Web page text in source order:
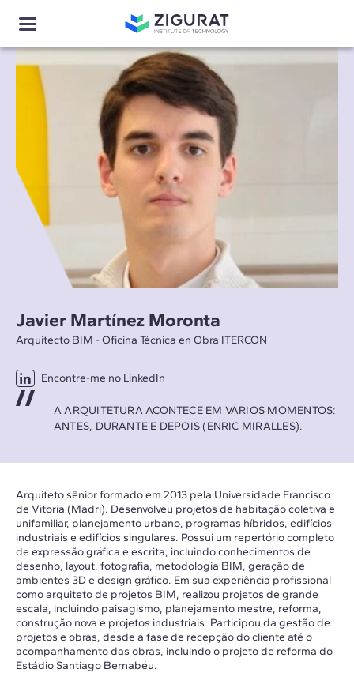
Javier Martínez Moronta
Arquitecto BIM - Oficina Técnica en Obra ITERCON
Encontre-me no LinkedIn
A ARQUITETURA ACONTECE EM VÁRIOS MOMENTOS:
ANTES, DURANTE E DEPOIS (ENRIC MIRALLES).
Arquiteto sênior formado em 2013 pela Universidade Francisco
de Vitoria (Madri). Desenvolveu projetos de habitação coletiva e
unifamiliar, planejamento urbano, programas híbridos, edifícios
industriais e edifícios singulares. Possui um repertório completo
de expressão gráfica e escrita, incluindo conhecimentos de
desenho, layout, fotografia, metodologia BIM, geração de
ambientes 3D e design gráfico. Em sua experiência profissional
como arquiteto de projetos BIM, realizou projetos de grande
escala, incluindo paisagismo, planejamento mestre, reforma,
construção nova e projetos industriais. Participou da gestão de
projetos e obras, desde a fase de recepção do cliente até o
acompanhamento das obras, incluindo o projeto de reforma do
Estádio Santiago Bernabéu.